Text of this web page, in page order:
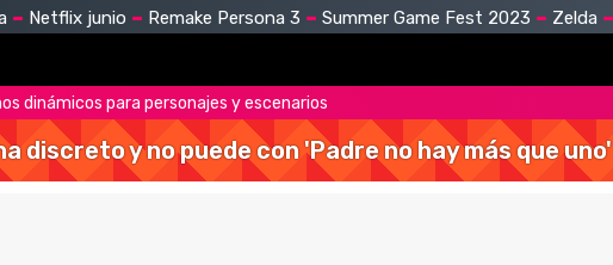
Netflix junio Remake Persona 3 Summer Game Fest 2023 Zelda
dinámicos para personajes y escenarios
discreto y no puede con 'Padre no hay más que uno'